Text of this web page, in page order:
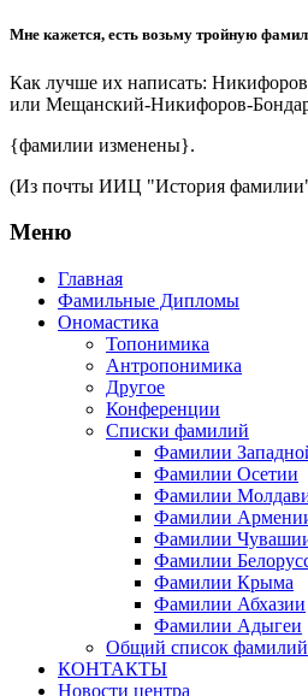
Мне кажется, есть возьму тройную
Как лучше их написать:
или Мещанский-Никифоров-
{фамилии изменены}.
(Из почты ИИЦ "История
Меню
Главная
Фамильные Дипломы
Ономастика
Топонимика
Антропонимика
Другое
Конференции
Списки фамилий
Фамилии
Фамилии Осетии
Фамилии
Фамилии
Фамилии
Фамилии
Фамилии Крыма
Фамилии Абхазии
Фамилии Адыгеи
Общий список фамилий
КОНТАКТЫ
Новости центра